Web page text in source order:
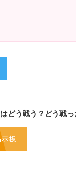
どう戦う？どう戦っ
板